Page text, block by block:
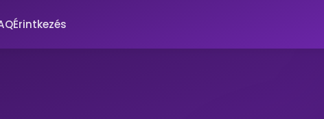
Érintkezés